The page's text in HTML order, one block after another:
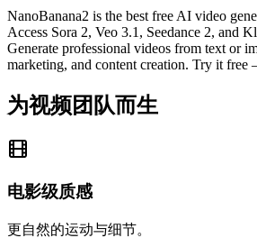
NanoBanana2 is the best free AI video
Access Sora 2, Veo 3.1, Seedance 2, and
Generate professional videos from text or
marketing, and content creation. Try it
为视频团队而生
电影级质感
更自然的运动与细节。